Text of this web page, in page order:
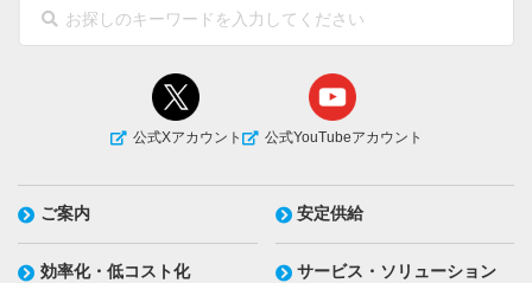
公式Xアカウント 公式YouTubeアカウント
ご案内 安定供給
効率化・低コスト化 サービス・ソリューション